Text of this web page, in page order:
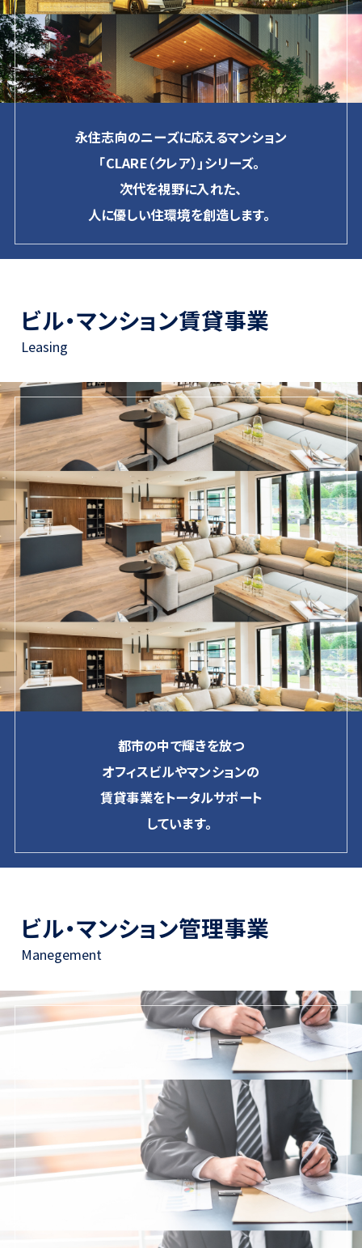
永住志向のニーズに応えるマンション
「CLARE（クレア）」シリーズ。
次代を視野に入れた、
人に優しい住環境を創造します。
ビル・マンション賃貸事業
Leasing
都市の中で輝きを放つ
オフィスビルやマンションの
賃貸事業をトータルサポート
しています。
ビル・マンション管理事業
Manegement